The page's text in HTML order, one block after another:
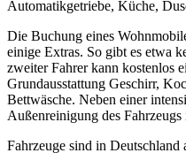
Automatikgetriebe, Küche,
Die Buchung eines
einige Extras. So gibt es etwa
zweiter Fahrer kann kostenlos
Grundausstattung Geschirr,
Bettwäsche. Neben einer
Außenreinigung des Fahrzeugs
Fahrzeuge sind in Deutschland